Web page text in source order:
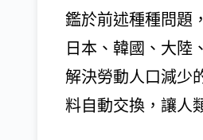
鑑於前述種種問題
日本、韓國、大陸
解決勞動人口減少
料自動交換，讓人